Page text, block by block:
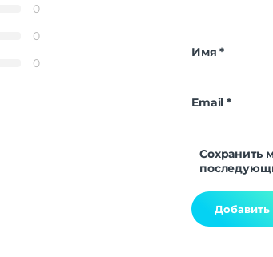
0
0
0
Имя*
Email*
Сохранить